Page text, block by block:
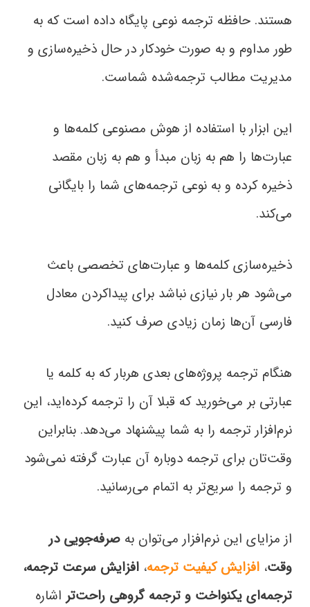
هستند. حافظه ترجمه نوعی پایگاه داده است که به‌
طور مداوم و به‌ صورت خودکار در حال ذخیره‌سازی و
مدیریت مطالب ترجمه‌شده شماست.
این ابزار با استفاده از هوش مصنوعی کلمه‌ها و
عبارت‌ها را هم به زبان مبدأ و هم به زبان مقصد
ذخیره کرده و به‌ نوعی ترجمه‌های شما را بایگانی
می‌کند.
ذخیره‌سازی کلمه‌ها و عبارت‌های تخصصی باعث
می‌شود هر بار نیازی نباشد برای پیداکردن معادل
فارسی آن‌ها زمان زیادی صرف کنید.
هنگام ترجمه پروژه‌های بعدی هربار که به کلمه‌ یا
عبارتی بر می‌خورید که قبلا آن را ترجمه کرده‌اید، این
نرم‌افزار ترجمه را به شما پیشنهاد می‌دهد. بنابراین
وقت‌تان برای ترجمه دوباره آن عبارت گرفته نمی‌شود
و ترجمه را سریع‌تر به اتمام می‌رسانید.
از مزایای این نرم‌افزار می‌توان به صرفه‌جویی در
وقت، افزایش کیفیت ترجمه، افزایش سرعت ترجمه،
ترجمه‌ای یکنواخت و ترجمه گروهی راحت‌تر اشاره